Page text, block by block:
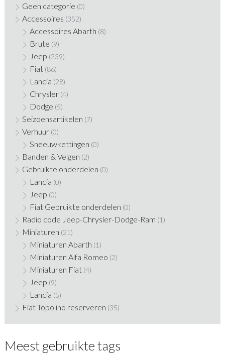
Geen categorie (0)
Accessoires (352)
Accessoires Abarth (8)
Brute (9)
Jeep (239)
Fiat (86)
Lancia (28)
Chrysler (4)
Dodge (5)
Seizoensartikelen (7)
Verhuur (0)
Sneeuwkettingen (0)
Banden & Velgen (2)
Gebruikte onderdelen (0)
Lancia (0)
Jeep (0)
Fiat Gebruikte onderdelen (0)
Radio code Jeep-Chrysler-Dodge-Ram (1)
Miniaturen (21)
Miniaturen Abarth (1)
Miniaturen Alfa Romeo (2)
Miniaturen Fiat (4)
Jeep (9)
Lancia (5)
Fiat Topolino reserveren (35)
Meest gebruikte tags